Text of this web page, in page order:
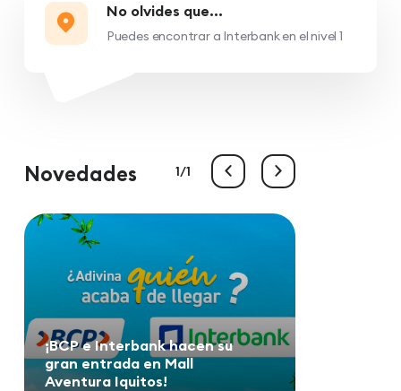
No olvides que...
Puedes encontrar a Interbank en el nivel 1
Novedades
¡BCP e Interbank hacen su
gran entrada en Mall
Aventura Iquitos!
1 1